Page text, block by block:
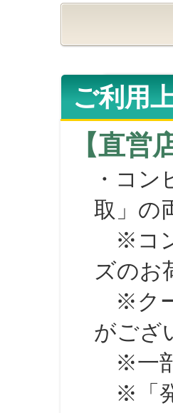
ご利用
【直営
・コン
取」の
※コン
ズのお
※クー
がござ
※一部
※「発